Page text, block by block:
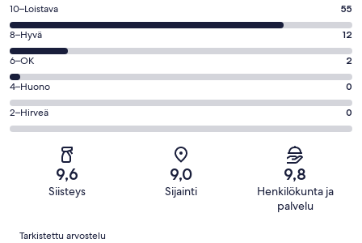
Arvosana
10
-
Loistava.
55
kautta
69
arvostelua
10–Loistava 55
Arvosana
8
-
Hyvä.
12
kautta
arvostelua
8–Hyvä 12
Arvosana
6
-
OK.
2
arvostelua
6–OK 2
Arvosana
4
-
4–Huono 0
Arvosana
2
arvostelua
2–Hirveä 0
9,6
Siisteys
9,0
Sijainti
9,8
Henkilökunta ja
palvelu
Arvostelut
Tarkistettu arvostelu